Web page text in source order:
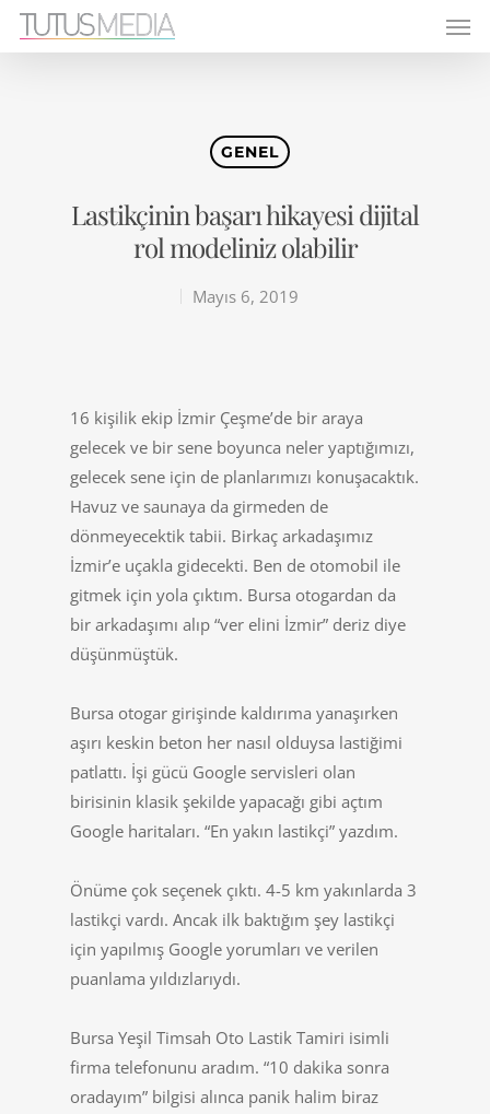
GENEL
Lastikçinin başarı hikayesi dijital
rol modeliniz olabilir
Mayıs 6, 2019
16 kişilik ekip İzmir Çeşme’de bir araya
gelecek ve bir sene boyunca neler yaptığımızı,
gelecek sene için de planlarımızı konuşacaktık.
Havuz ve saunaya da girmeden de
dönmeyecektik tabii. Birkaç arkadaşımız
İzmir’e uçakla gidecekti. Ben de otomobil ile
gitmek için yola çıktım. Bursa otogardan da
bir arkadaşımı alıp “ver elini İzmir” deriz diye
düşünmüştük.
Bursa otogar girişinde kaldırıma yanaşırken
aşırı keskin beton her nasıl olduysa lastiğimi
patlattı. İşi gücü Google servisleri olan
birisinin klasik şekilde yapacağı gibi açtım
Google haritaları. “En yakın lastikçi” yazdım.
Önüme çok seçenek çıktı. 4-5 km yakınlarda 3
lastikçi vardı. Ancak ilk baktığım şey lastikçi
için yapılmış Google yorumları ve verilen
puanlama yıldızlarıydı.
Bursa Yeşil Timsah Oto Lastik Tamiri isimli
firma telefonunu aradım. “10 dakika sonra
oradayım” bilgisi alınca panik halim biraz